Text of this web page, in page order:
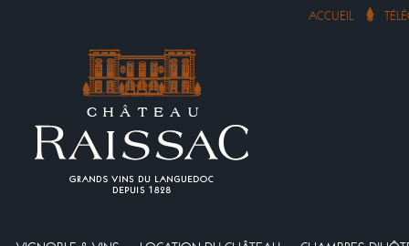
ACCUEIL